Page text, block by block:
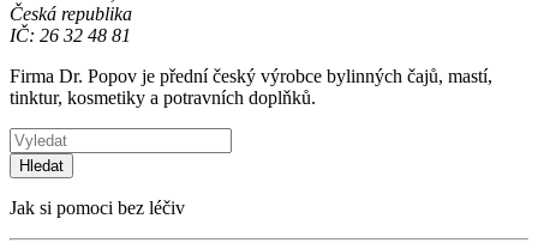
Česká republika
IČ: 26 32 48 81
Firma Dr. Popov je přední český výrobce bylinných čajů, mastí,
tinktur, kosmetiky a potravních doplňků.
Hledat
Jak si pomoci bez léčiv